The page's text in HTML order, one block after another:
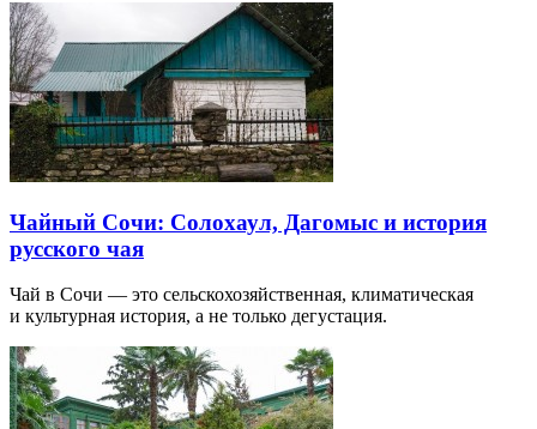
Чайный Сочи: Солохаул, Дагомыс и история
русского чая
Чай в Сочи — это сельскохозяйственная, климатическая
и культурная история, а не только дегустация.